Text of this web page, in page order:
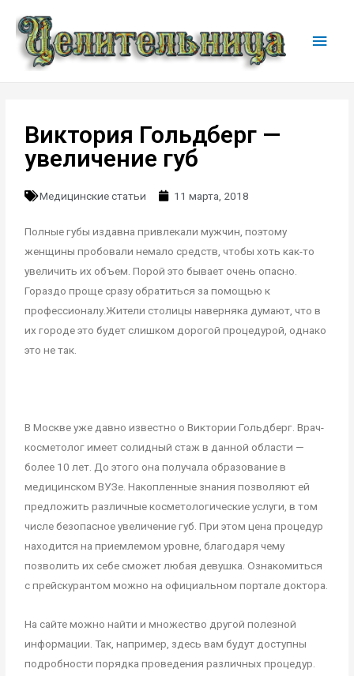
Виктория Гольдберг —
увеличение губ
Медицинские статьи 11 марта, 2018
Полные губы издавна привлекали мужчин, поэтому
женщины пробовали немало средств, чтобы хоть как-то
увеличить их объем. Порой это бывает очень опасно.
Гораздо проще сразу обратиться за помощью к
профессионалу.Жители столицы наверняка думают, что в
их городе это будет слишком дорогой процедурой, однако
это не так.
В Москве уже давно известно о Виктории Гольдберг. Врач-
косметолог имеет солидный стаж в данной области —
более 10 лет. До этого она получала образование в
медицинском ВУЗе. Накопленные знания позволяют ей
предложить различные косметологические услуги, в том
числе безопасное увеличение губ. При этом цена процедур
находится на приемлемом уровне, благодаря чему
позволить их себе сможет любая девушка. Ознакомиться
с прейскурантом можно на официальном портале доктора.
На сайте можно найти и множество другой полезной
информации. Так, например, здесь вам будут доступны
подробности порядка проведения различных процедур.